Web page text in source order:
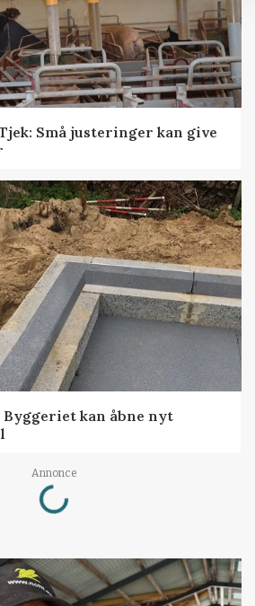
Små justeringer kan give
kan åbne nyt
Annonce
Loading...